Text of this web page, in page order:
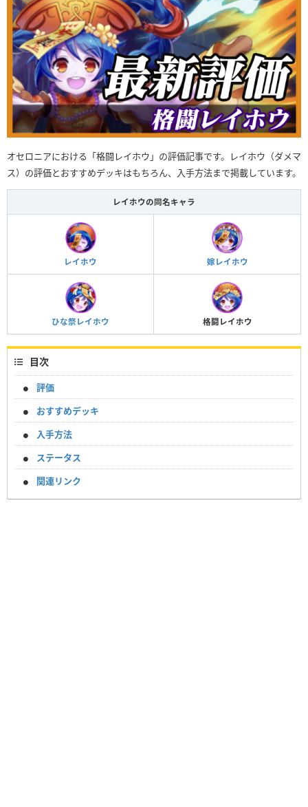
オセロニアにおける「格闘レイホウ」の評価記事です。レイホウ（ダメマ
ス）の評価とおすすめデッキはもちろん、入手方法まで掲載しています。
レイホウの同名キャラ
レイホウ 嫁レイホウ
ひな祭レイホウ 格闘レイホウ
目次
評価
おすすめデッキ
入手方法
ステータス
関連リンク